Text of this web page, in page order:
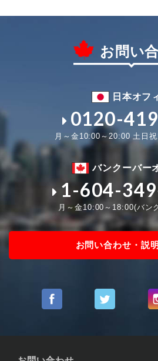
お問い
日本オフ
0120-
月～金10:00～20:00 土日
バンクーバー
1-604-
月～金10:00～18:00(バン
お問い合わせ・説